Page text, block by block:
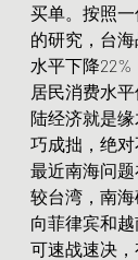
买单。按照
的研究，台
水平下降22%
居民消费水
陆经济就是
巧成拙，绝对
最近南海问
较台湾，南海
向菲律宾和
可速战速决